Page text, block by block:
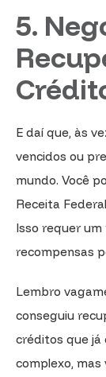
5.
E daí que, às
vencidos ou
mundo. Você
Receita
Isso requer
recompensas
Lembro
conseguiu
créditos que já
complexo, mas